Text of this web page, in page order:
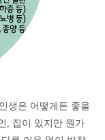
생은 어떻게든 좋을
, 집이 있지만 뭔가